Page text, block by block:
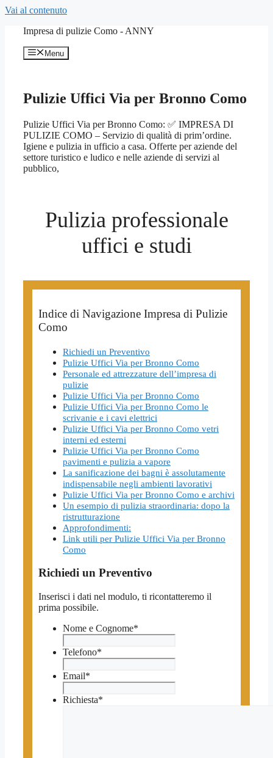
Vai al contenuto
Impresa di pulizie Como - ANNY
Menu
Pulizie Uffici Via per Bronno Como
Pulizie Uffici Via per Bronno Como: ✅ IMPRESA DI
PULIZIE COMO – Servizio di qualità di prim’ordine.
Igiene e pulizia in ufficio a casa. Offerte per aziende del
settore turistico e ludico e nelle aziende di servizi al
pubblico,
Pulizia professionale
uffici e studi
Indice di Navigazione Impresa di Pulizie
Como
Richiedi un Preventivo
Pulizie Uffici Via per Bronno Como
Personale ed attrezzature dell’impresa di
pulizie
Pulizie Uffici Via per Bronno Como
Pulizie Uffici Via per Bronno Como le
scrivanie e i cavi elettrici
Pulizie Uffici Via per Bronno Como vetri
interni ed esterni
Pulizie Uffici Via per Bronno Como
pavimenti e pulizia a vapore
La sanificazione dei bagni è assolutamente
indispensabile negli ambienti lavorativi
Pulizie Uffici Via per Bronno Como e archivi
Un esempio di pulizia straordinaria: dopo la
ristrutturazione
Approfondimenti:
Link utili per Pulizie Uffici Via per Bronno
Como
Richiedi un Preventivo
Inserisci i dati nel modulo, ti ricontatteremo il
prima possibile.
Nome e Cognome*
Telefono*
Email*
Richiesta*